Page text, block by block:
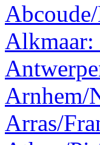
Alkmaar:
Arnhem/
Arras/